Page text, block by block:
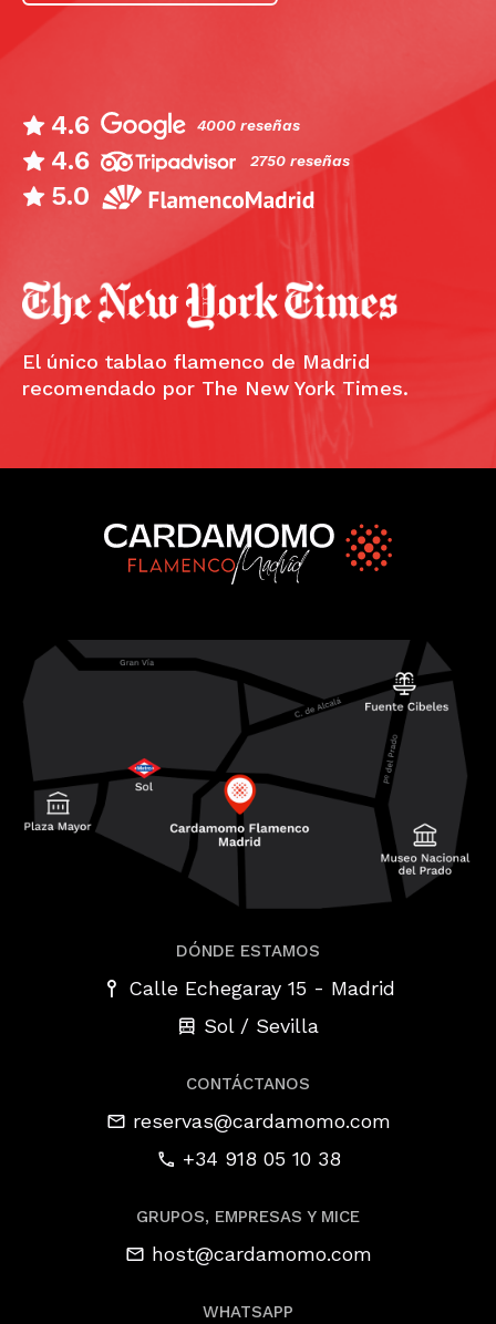
4.6 4000 reseñas
4.6 2750 reseñas
5.0
El único tablao flamenco de Madrid
recomendado por The New York Times.
DÓNDE ESTAMOS
Calle Echegaray 15 - Madrid
Sol / Sevilla
CONTÁCTANOS
reservas@cardamomo.com
+34 918 05 10 38
GRUPOS, EMPRESAS Y MICE
host@cardamomo.com
WHATSAPP